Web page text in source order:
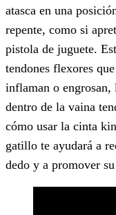
atasca en una
repente, como si
pistola de juguete.
tendones flexores
inflaman o
dentro de la vaina
cómo usar la cinta
gatillo te ayudará a
dedo y a promover